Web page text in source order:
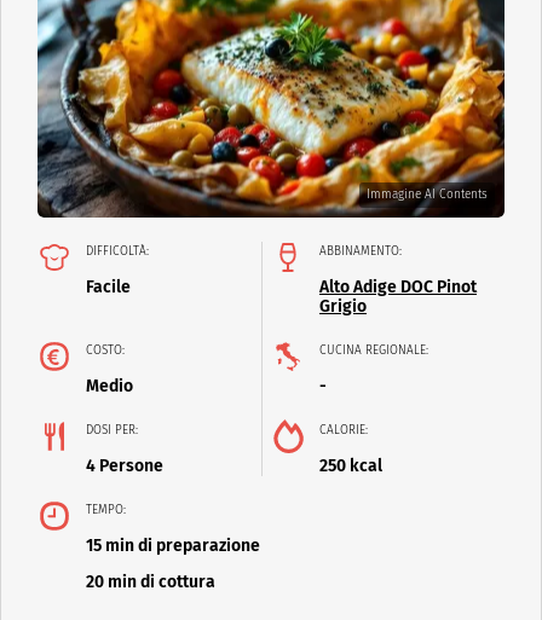
Immagine AI Contents
DIFFICOLTÀ:
Facile
ABBINAMENTO:
Alto Adige DOC Pinot
Grigio
COSTO:
Medio
CUCINA REGIONALE:
-
DOSI PER:
4 Persone
CALORIE:
250 kcal
TEMPO:
15 min di preparazione
20 min di cottura